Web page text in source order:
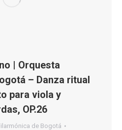
| Orquesta
– Danza ritual
para viola y
OP.26
de Bogotá